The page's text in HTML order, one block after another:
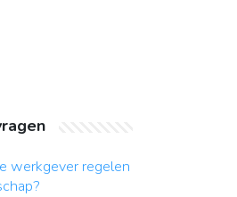
werkgever regelen